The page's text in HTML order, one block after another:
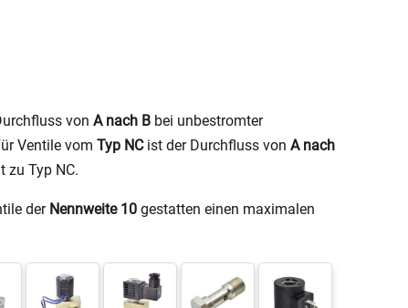
von A nach B bei unbestromter
Ventile vom Typ NCist der Durchfluss von A nach
zu Typ NC.
der Nennweite 10 gestatten einen maximalen